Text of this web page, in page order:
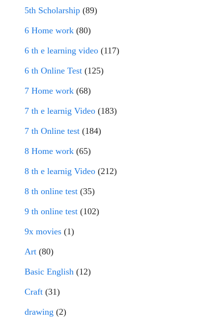
5th Scholarship (89)
6 Home work (80)
6 th e learning video (117)
6 th Online Test (125)
7 Home work (68)
7 th e learnig Video (183)
7 th Online test (184)
8 Home work (65)
8 th e learnig Video (212)
8 th online test (35)
9 th online test (102)
9x movies (1)
Art (80)
Basic English (12)
Craft (31)
drawing (2)